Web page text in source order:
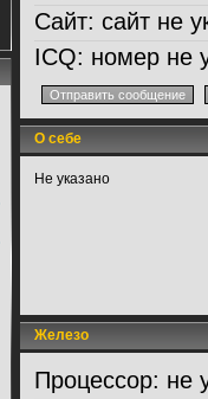
Сайт: сайт не
ICQ: номер не
О себе
Не указано
Железо
Процессор: не